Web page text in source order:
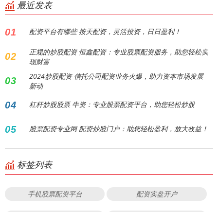
最近发表
01 配资平台有哪些 按天配资，灵活投资，日日盈利！
02
正规的炒股配资 恒鑫配资：专业股票配资服务，助您轻松实
现财富
03
2024炒股配资 信托公司配资业务火爆，助力资本市场发展
新动
04 杠杆炒股股票 牛资：专业股票配资平台，助您轻松炒股
05 股票配资专业网 配资炒股门户：助您轻松盈利，放大收益！
标签列表
手机股票配资平台 配资实盘开户